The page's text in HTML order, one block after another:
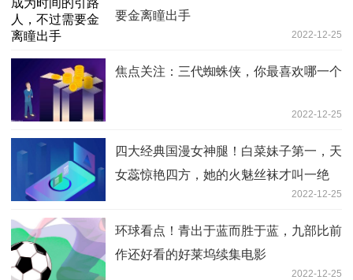
要金离瞳出手
2022-12-25
焦点关注：三代蜘蛛侠，你最喜欢哪一个
2022-12-25
四大经典国漫女神腿！白菜妹子第一，天
女蕊惊艳四方，她的火魅丝袜才叫一绝
2022-12-25
环球看点！青出于蓝而胜于蓝，九部比前
作还好看的好莱坞续集电影
2022-12-25